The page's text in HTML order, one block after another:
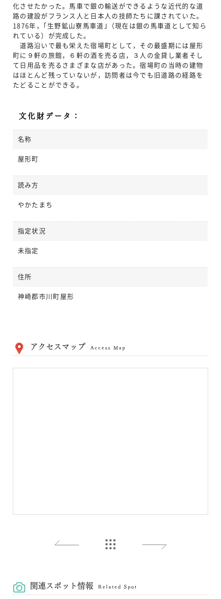
化させたかった。馬車で銀の輸送ができるような近代的な道
路の建設がフランス人と日本人の技師たちに課されていた。
1876年，｢生野鉱山寮馬車道｣（現在は銀の馬車道として知ら
れている）が完成した。
道路沿いで最も栄えた宿場町として，その最盛期には屋形
町に９軒の旅館，６軒の酒を売る店，３人の金貸し業者そし
て日用品を売るさまざまな店があった。宿場町の当時の建物
はほとんど残っていないが，訪問者は今でも旧道路の経路を
たどることができる。
文化財データ：
名称
屋形町
読み方
やかたまち
指定状況
未指定
住所
神崎郡市川町屋形
アクセスマップ Access Map
関連スポット情報 Related Spot